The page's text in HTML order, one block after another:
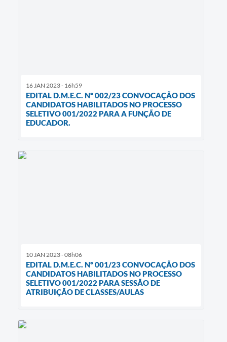
16 JAN 2023 - 16h59
EDITAL D.M.E.C. Nº 002/23 CONVOCAÇÃO DOS
CANDIDATOS HABILITADOS NO PROCESSO
SELETIVO 001/2022 PARA A FUNÇÃO DE
EDUCADOR.
10 JAN 2023 - 08h06
EDITAL D.M.E.C. Nº 001/23 CONVOCAÇÃO DOS
CANDIDATOS HABILITADOS NO PROCESSO
SELETIVO 001/2022 PARA SESSÃO DE
ATRIBUIÇÃO DE CLASSES/AULAS